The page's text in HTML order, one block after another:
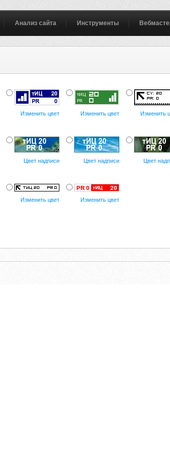
Анализ сайта Инструменты
Изменить цвет Изменить цвет Изменить
Цвет надписи Цвет надписи Цвет
Изменить цвет Изменить цвет